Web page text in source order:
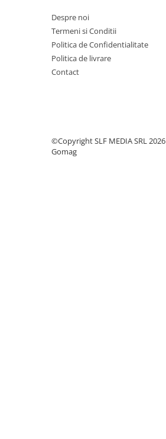
Cupe Outlet
Medalii Outlet
Trofee Outlet
Figurine Outlet
Tematica Tricolor
Alte categorii
Despre noi
Termeni si Conditii
Politica de Confidentialitate
Politica de livrare
Contact
©Copyright SLF MEDIA SRL 2026
Gomag